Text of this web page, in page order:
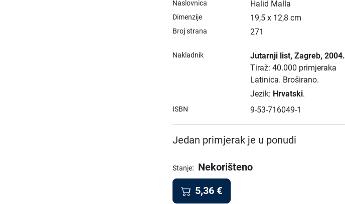
Naslovnica Halid Malla
Dimenzije 19,5 x 12,8 cm
Broj strana 271
Nakladnik Jutarnji list, Zagreb, 2004.
Tiraž: 40.000 primjeraka
Latinica. Broširano.
Jezik: Hrvatski.
ISBN 9-53-716049-1
Jedan primjerak je u ponudi
Stanje: Nekorišteno
5,36 €